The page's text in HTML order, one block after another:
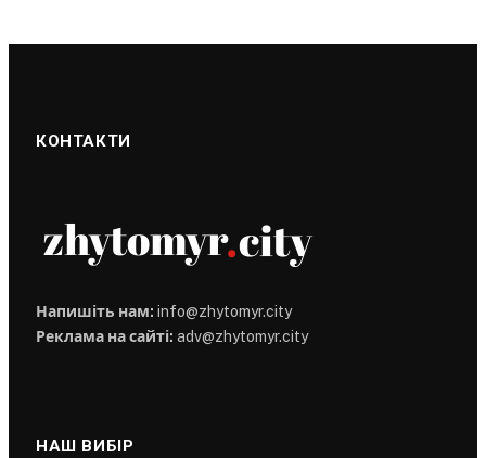
КОНТАКТИ
Напишіть нам: info@zhytomyr.city
Реклама на сайті: adv@zhytomyr.city
НАШ ВИБІР